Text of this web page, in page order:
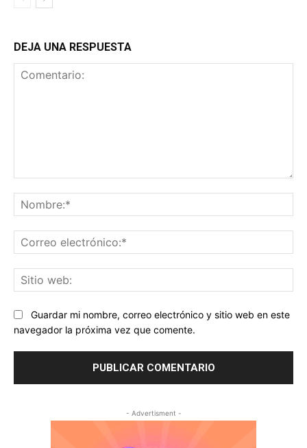
DEJA UNA RESPUESTA
Guardar mi nombre, correo electrónico y sitio web en este
navegador la próxima vez que comente.
- Advertisment -